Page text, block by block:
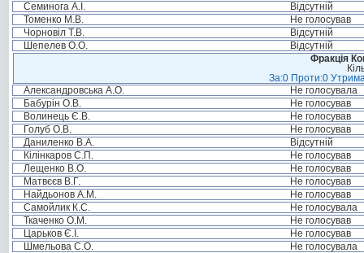
Семинога А.І.
Відсутній
Томенко М.В.
Не голосував
Чорновіл Т.В.
Відсутній
Шепелев О.О.
Відсутній
Фракція
За:0 Проти:0
Александровська А.О.
Не голосувала
Бабурін О.В.
Не голосував
Волинець Є.В.
Не голосував
Голуб О.В.
Не голосував
Даниленко В.А.
Відсутній
Кілінкаров С.П.
Не голосував
Лещенко В.О.
Не голосував
Матвєєв В.Г.
Не голосував
Найдьонов А.М.
Не голосував
Самойлик К.С.
Не голосувала
Ткаченко О.М.
Не голосував
Царьков Є.І.
Не голосував
Шмельова С.О.
Не голосувала